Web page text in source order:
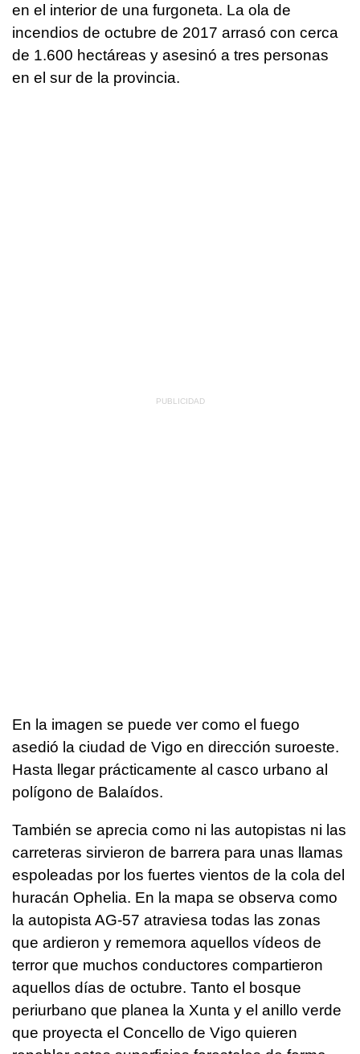
en el interior de una furgoneta. La ola de
incendios de octubre de 2017 arrasó con cerca
de 1.600 hectáreas y asesinó a tres personas
en el sur de la provincia.
En la imagen se puede ver como el fuego
asedió la ciudad de Vigo en dirección suroeste.
Hasta llegar prácticamente al casco urbano al
polígono de Balaídos.
También se aprecia como ni las autopistas ni las
carreteras sirvieron de barrera para unas llamas
espoleadas por los fuertes vientos de la cola del
huracán Ophelia. En la mapa se observa como
la autopista AG-57 atraviesa todas las zonas
que ardieron y rememora aquellos vídeos de
terror que muchos conductores compartieron
aquellos días de octubre. Tanto el bosque
periurbano que planea la Xunta y el anillo verde
que proyecta el Concello de Vigo quieren